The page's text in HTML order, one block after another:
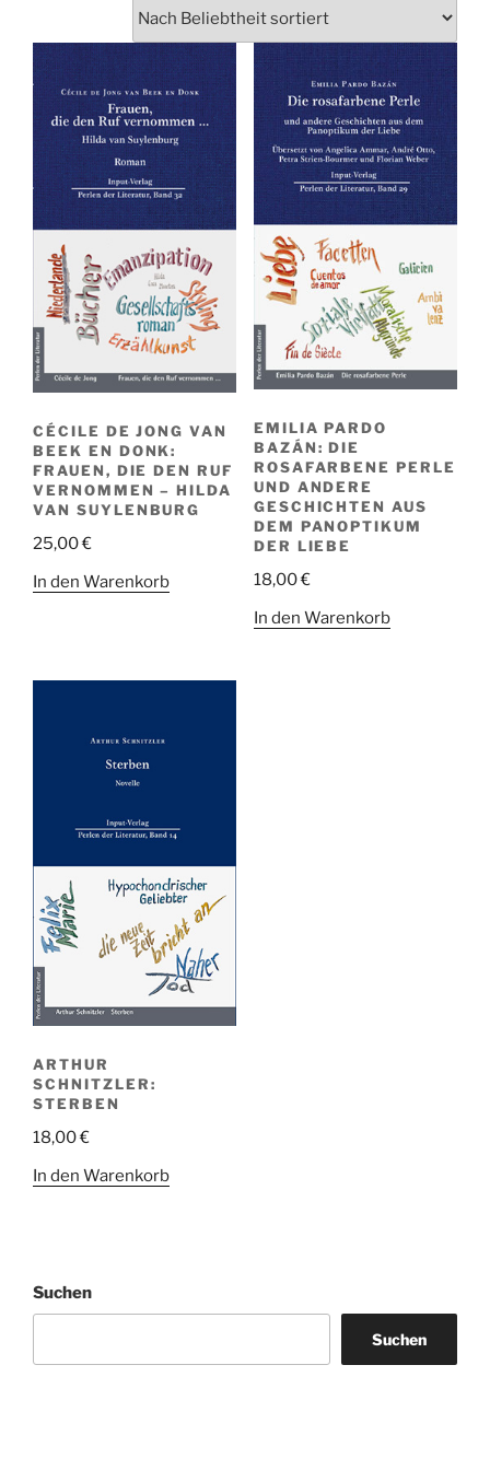
CÉCILE DE JONG VAN
BEEK EN DONK:
FRAUEN, DIE DEN RUF
VERNOMMEN – HILDA
VAN SUYLENBURG
25,00€
In den Warenkorb
EMILIA PARDO
BAZÁN: DIE
ROSAFARBENE PERLE
UND ANDERE
GESCHICHTEN AUS
DEM PANOPTIKUM
DER LIEBE
18,00€
In den Warenkorb
ARTHUR
SCHNITZLER:
STERBEN
18,00€
In den Warenkorb
Suchen
Suchen